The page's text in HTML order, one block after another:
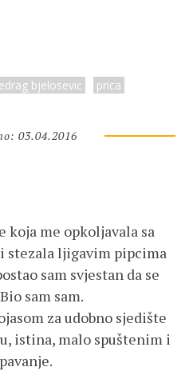
bjelosevic prica
03.04.2016
koja me opkoljavala sa
stezala ljigavim pipcima
sam svjestan da se
sam sam.
za udobno sjedište
istina, malo spuštenim i